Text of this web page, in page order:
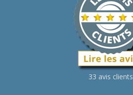
33 avis clients